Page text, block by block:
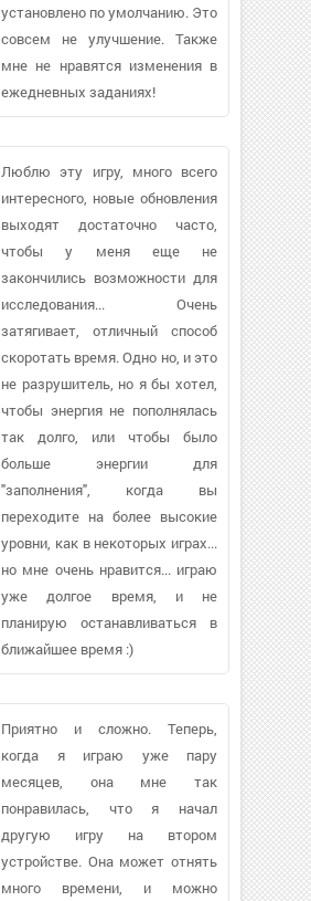
установлено по умолчанию. Это
совсем не улучшение. Также
мне не нравятся изменения в
ежедневных заданиях!
Люблю эту игру, много всего
интересного, новые обновления
выходят достаточно часто,
чтобы у меня еще не
закончились возможности для
исследования... Очень
затягивает, отличный способ
скоротать время. Одно но, и это
не разрушитель, но я бы хотел,
чтобы энергия не пополнялась
так долго, или чтобы было
больше энергии для
"заполнения", когда вы
переходите на более высокие
уровни, как в некоторых играх...
но мне очень нравится... играю
уже долгое время, и не
планирую останавливаться в
ближайшее время :)
Приятно и сложно. Теперь,
когда я играю уже пару
месяцев, она мне так
понравилась, что я начал
другую игру на втором
устройстве. Она может отнять
много времени, и можно